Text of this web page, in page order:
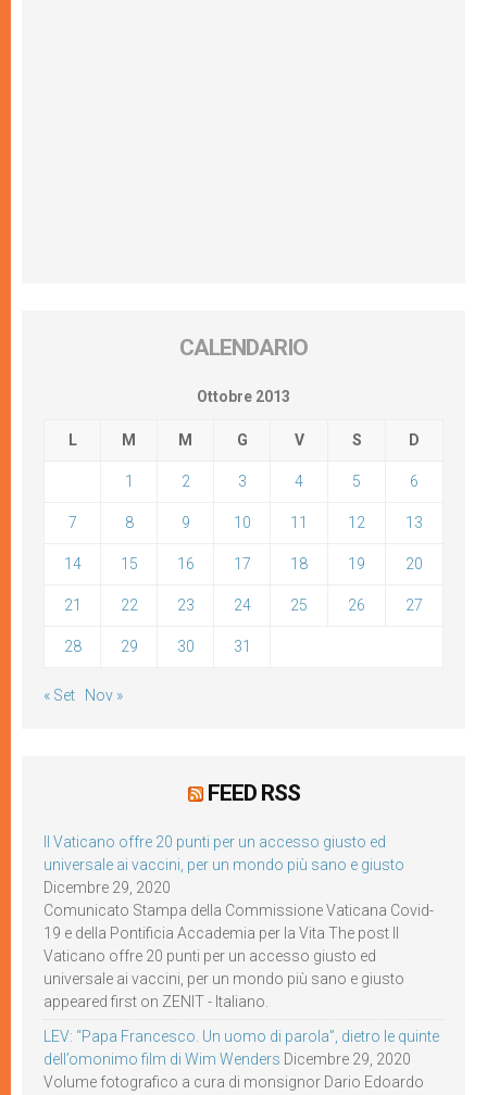
CALENDARIO
Ottobre 2013
L M M G V S D
1 2 3 4 5 6
7 8 9 10 11 12 13
14 15 16 17 18 19 20
21 22 23 24 25 26 27
28 29 30 31
« Set Nov »
FEED RSS
Il Vaticano offre 20 punti per un accesso giusto ed
universale ai vaccini, per un mondo più sano e giusto
Dicembre 29, 2020
Comunicato Stampa della Commissione Vaticana Covid-
19 e della Pontificia Accademia per la Vita The post Il
Vaticano offre 20 punti per un accesso giusto ed
universale ai vaccini, per un mondo più sano e giusto
appeared first on ZENIT - Italiano.
LEV: “Papa Francesco. Un uomo di parola”, dietro le quinte
dell’omonimo film di Wim Wenders Dicembre 29, 2020
Volume fotografico a cura di monsignor Dario Edoardo